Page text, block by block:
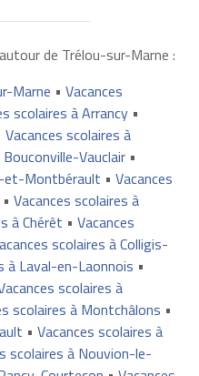
de Trélou-sur-Marne :
Marne • Vacances
scolaires à Arrancy•
Vacances scolaires à
Vauclair•
et-Montbérault • Vacances
• Vacances scolaires à
à Chérêt • Vacances
scolaires à Colligis-
à Laval-en-Laonnois •
scolaires à
scolaires à Montchâlons •
• Vacances scolaires à
scolaires à Nouvion-le-